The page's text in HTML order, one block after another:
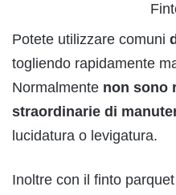
Potete utilizzare comuni
togliendo rapidamente
Normalmente non sono
straordinarie di
lucidatura o levigatura.
Inoltre con il finto